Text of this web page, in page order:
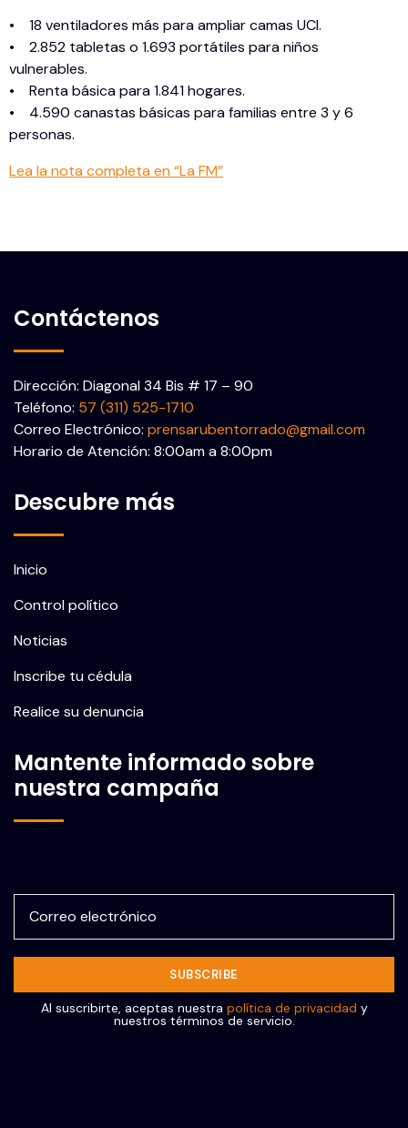
• 18 ventiladores más para ampliar camas UCI.
• 2.852 tabletas o 1.693 portátiles para niños
vulnerables.
• Renta básica para 1.841 hogares.
• 4.590 canastas básicas para familias entre 3 y 6
personas.
Lea la nota completa en “La FM”
Contáctenos
Dirección: Diagonal 34 Bis # 17 – 90
Teléfono: 57 (311) 525-1710
Correo Electrónico: prensarubentorrado@gmail.com
Horario de Atención: 8:00am a 8:00pm
Descubre más
Inicio
Control político
Noticias
Inscribe tu cédula
Realice su denuncia
Mantente informado sobre
nuestra campaña
Al suscribirte, aceptas nuestra política de privacidad y
nuestros términos de servicio.